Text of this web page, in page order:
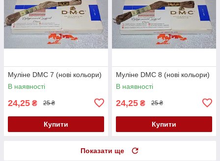
Муліне DMC 7 (нові кольори)
В наявності
24,25 ₴ 25 ₴
Купити
Муліне DMC 8 (нові кольори)
В наявності
24,25 ₴ 25 ₴
Купити
Показати ще